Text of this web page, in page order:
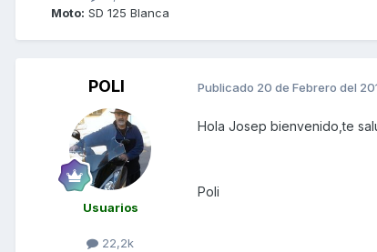
Moto: SD 125 Blanca
POLI
Usuarios
22,2k
Publicado 20 de Febrero del
Hola Josep bienvenido,te
Poli